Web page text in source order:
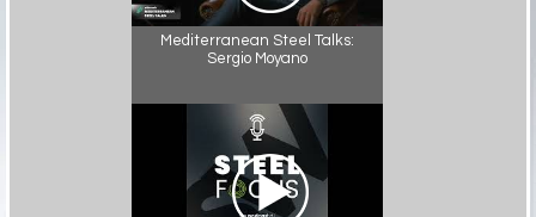
Mediterranean Steel Talks:
Sergio Moyano